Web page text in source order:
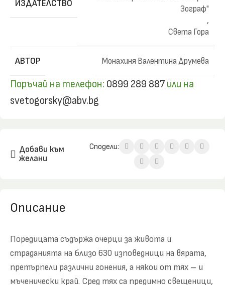
ИЗДАТЕЛСТВО
Зограф"
,
Света Гора
АВТОР Монахиня Валентина Друмева
Поръчай на телефон: 0899 289 887 или на
svetogorsky@abv.bg
Добави към
желани
Сподели:
Описание
Поредицата съдържа очерци за живота и
страданията на близо 630 изповедници на вярата,
претърпели различни гонения, а някои от тях – и
мъченически край. Сред тях са предимно свещеници,